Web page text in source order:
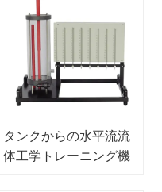
タンクからの水平流流
体工学トレーニング機